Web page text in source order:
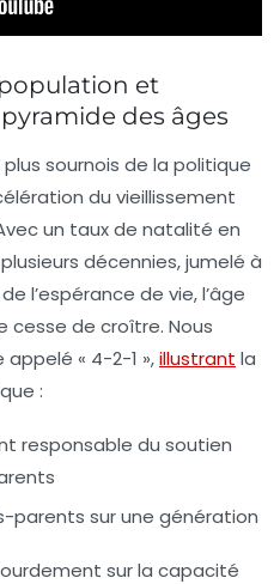
et
des âges
sournois de la politique
du vieillissement
un taux de natalité en
décennies, jumelé à
l’espérance de vie, l’âge
cesse de croître. Nous
« 4-2-1 »,illustrant la
:
responsable du soutien
parents sur une génération
sur la capacité